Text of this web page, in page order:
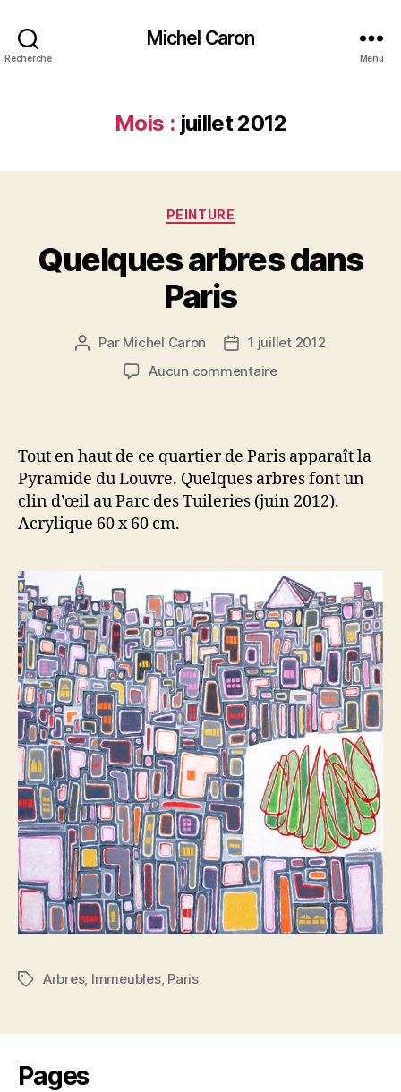
Recherche
Michel Caron
Menu
Mois : juillet 2012
Catégories
PEINTURE
Quelques arbres dans
Paris
Auteur
l’article
Par Michel Caron
Date1 juillet 2012
Aucun commentairesur
Paris
Tout en haut de ce quartier de Paris apparaît la
Pyramide du Louvre. Quelques arbres font un
clin d’œil au Parc des Tuileries (juin 2012).
Acrylique 60 x 60 cm.
Étiquettes
Arbres, Immeubles, Paris
Pages